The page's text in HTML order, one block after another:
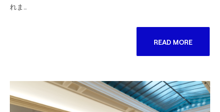
れま…
READ MORE